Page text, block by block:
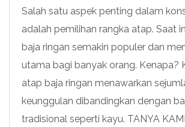
Salah satu aspek penting dalam
adalah pemilihan rangka atap. Saat
baja ringan semakin populer dan
utama bagi banyak orang. Kenapa?
atap baja ringan menawarkan
keunggulan dibandingkan dengan
tradisional seperti kayu. TANYA